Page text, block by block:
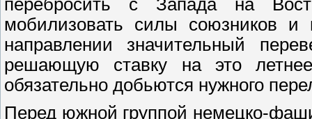
перебросить с Запада на
мобилизовать силы союзников
направлении значительный
решающую ставку на это
обязательно добьются нужного
Перед южной группой немецко-